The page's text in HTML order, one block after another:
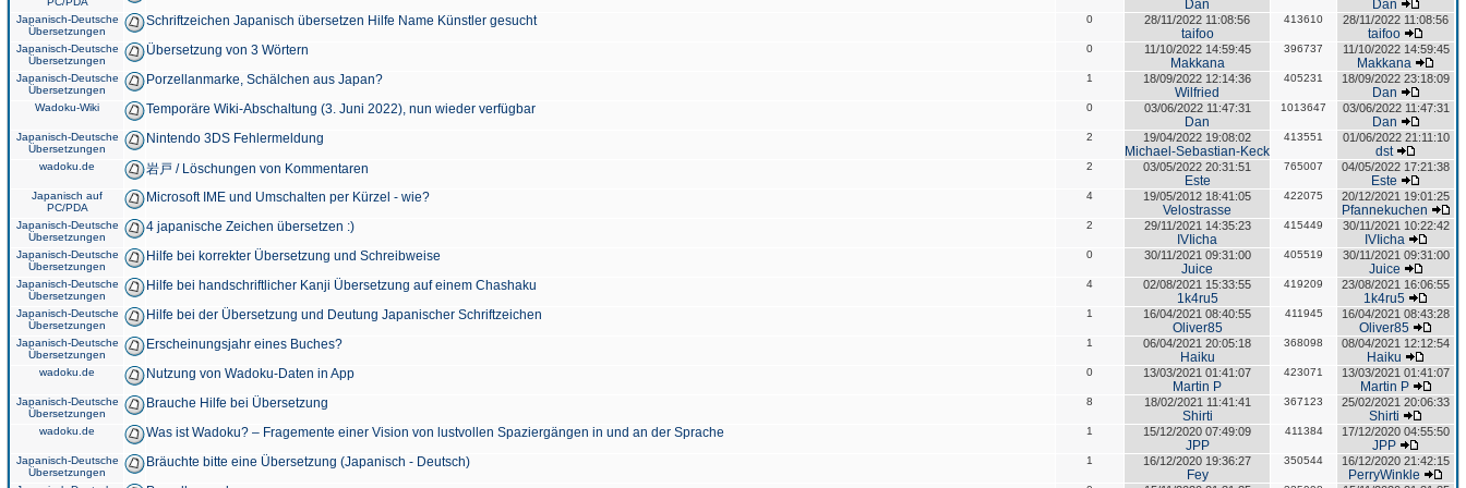
Dan Dan
Japanisch-Deutsche
Übersetzungen
Schriftzeichen Japanisch übersetzen Hilfe Name Künstler gesucht 0 28/11/2022 11:08:56
taifoo
413610 28/11/2022 11:08:56
taifoo
Japanisch-Deutsche
Übersetzungen
Übersetzung von 3 Wörtern 0 11/10/2022 14:59:45
Makkana
396737 11/10/2022 14:59:45
Makkana
Japanisch-Deutsche
Übersetzungen
Porzellanmarke, Schälchen aus Japan? 1 18/09/2022 12:14:36
Wilfried
405231 18/09/2022 23:18:09
Dan
Wadoku-Wiki Temporäre Wiki-Abschaltung (3. Juni 2022), nun wieder verfügbar 0 03/06/2022 11:47:31
Dan
1013647 03/06/2022 11:47:31
Dan
Japanisch-Deutsche
Übersetzungen
Nintendo 3DS Fehlermeldung 2 19/04/2022 19:08:02
Michael-Sebastian-Keck
413551 01/06/2022 21:11:10
dst
wadoku.de 岩戸 / Löschungen von Kommentaren 2 03/05/2022 20:31:51
Este
765007 04/05/2022 17:21:38
Este
Japanisch auf
PC/PDA
Microsoft IME und Umschalten per Kürzel - wie? 4 19/05/2012 18:41:05
Velostrasse
422075 20/12/2021 19:01:25
Pfannekuchen
Japanisch-Deutsche
Übersetzungen
4 japanische Zeichen übersetzen :) 2 29/11/2021 14:35:23
IVIicha
415449 30/11/2021 10:22:42
IVIicha
Japanisch-Deutsche
Übersetzungen
Hilfe bei korrekter Übersetzung und Schreibweise 0 30/11/2021 09:31:00
Juice
405519 30/11/2021 09:31:00
Juice
Japanisch-Deutsche
Übersetzungen
Hilfe bei handschriftlicher Kanji Übersetzung auf einem Chashaku 4 02/08/2021 15:33:55
1k4ru5
419209 23/08/2021 16:06:55
1k4ru5
Japanisch-Deutsche
Übersetzungen
Hilfe bei der Übersetzung und Deutung Japanischer Schriftzeichen 1 16/04/2021 08:40:55
Oliver85
411945 16/04/2021 08:43:28
Oliver85
Japanisch-Deutsche
Übersetzungen
Erscheinungsjahr eines Buches? 1 06/04/2021 20:05:18
Haiku
368098 08/04/2021 12:12:54
Haiku
wadoku.de Nutzung von Wadoku-Daten in App 0 13/03/2021 01:41:07
Martin P
423071 13/03/2021 01:41:07
Martin P
Japanisch-Deutsche
Übersetzungen
Brauche Hilfe bei Übersetzung 8 18/02/2021 11:41:41
Shirti
367123 25/02/2021 20:06:33
Shirti
wadoku.de Was ist Wadoku? – Fragemente einer Vision von lustvollen Spaziergängen in und an der Sprache 1 15/12/2020 07:49:09
JPP
411384 17/12/2020 04:55:50
JPP
Japanisch-Deutsche
Übersetzungen
Bräuchte bitte eine Übersetzung (Japanisch - Deutsch) 1 16/12/2020 19:36:27
Fey
350544 16/12/2020 21:42:15
PerryWinkle